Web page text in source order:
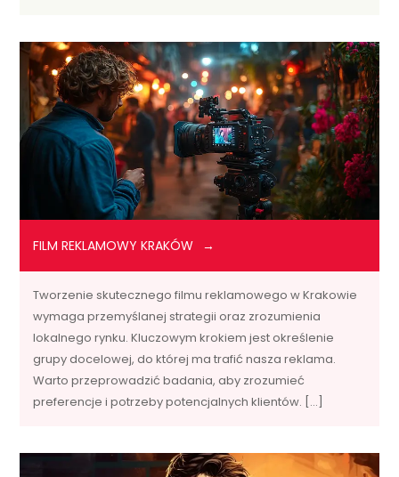
FILM REKLAMOWY KRAKÓW
Tworzenie skutecznego filmu reklamowego w Krakowie
wymaga przemyślanej strategii oraz zrozumienia
lokalnego rynku. Kluczowym krokiem jest określenie
grupy docelowej, do której ma trafić nasza reklama.
Warto przeprowadzić badania, aby zrozumieć
preferencje i potrzeby potencjalnych klientów. […]